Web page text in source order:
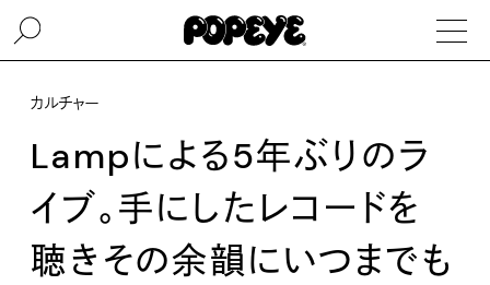
カルチャー
Lampによる5年ぶりのラ
イブ。手にしたレコードを
聴きその余韻にいつまでも